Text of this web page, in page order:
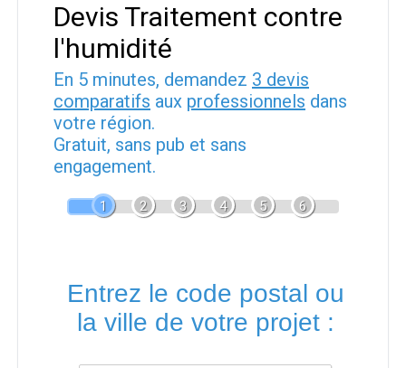
Devis Traitement contre
l'humidité
En 5 minutes, demandez 3 devis
comparatifs aux professionnels dans
votre région.
Gratuit, sans pub et sans
engagement.
1 2 3 4 5 6
Entrez le code postal ou
la ville de votre projet :